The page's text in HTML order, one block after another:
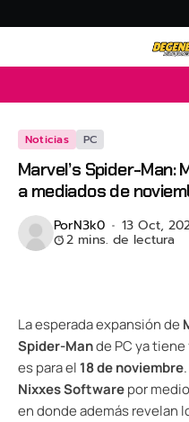
Noticias PC
Marvel’s Spider-Man:
a mediados de
PorN3k0 13 Oct,
2 mins. de lectura
La esperada expansión de
Spider-Mande PC ya
es para el 18 de noviembre
Nixxes Softwarepor
en donde además revelan